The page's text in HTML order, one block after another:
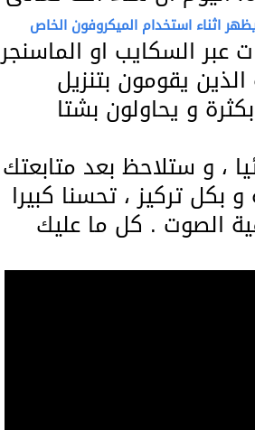
اثناء استخدام الميكروفون الخاص
عبر السكايب او الماسنجر
يقومون بتنزيل
و يحاولون بشتا
، و ستلاحظ بعد متابعتك
تركيز ، تحسنا كبيرا
الصوت . كل ما عليك